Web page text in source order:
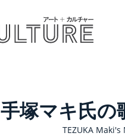
手塚マキ氏の
TEZUKA